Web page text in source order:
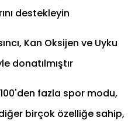
destekleyin
Kan Oksijen ve Uyku
donatılmıştır
fazla spor modu,
birçok özelliğe sahip,